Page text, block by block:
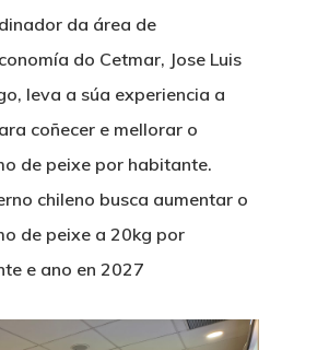
da área de
do Cetmar, Jose Luis
leva a súa experiencia a
coñecer e mellorar o
de peixe por habitante.
chileno busca aumentar o
de peixe a 20kg por
e ano en 2027